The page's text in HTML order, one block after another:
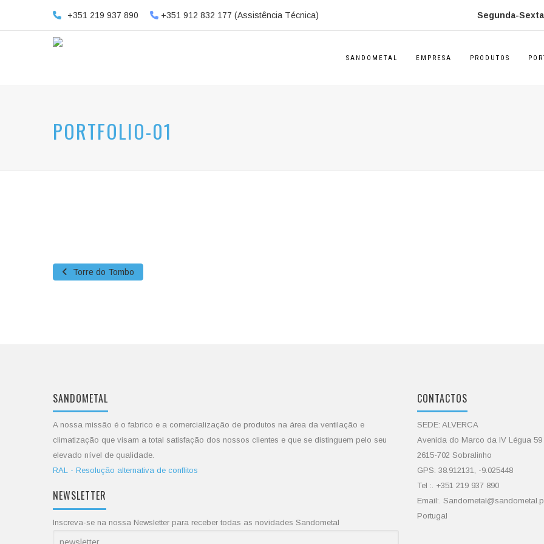
+351 219 937 890 +351 912 832 177 (Assistência Técnica) Segunda-
SANDOMETAL EMPRESA PRODUTOS
PORTFOLIO-01
Torre do Tombo
SANDOMETAL
A nossa missão é o fabrico e a comercialização de produtos na área da ventilação e
climatização que visam a total satisfação dos nossos clientes e que se distinguem pelo seu
elevado nível de qualidade.
RAL - Resolução alternativa de conflitos
NEWSLETTER
Inscreva-se na nossa Newsletter para receber todas as novidades Sandometal
CONTACTOS
SEDE: ALVERCA
Avenida do Marco da IV Légua 59
2615-702 Sobralinho
GPS: 38.912131, -9.025448
Tel :. +351 219 937 890
Email:.
Portugal